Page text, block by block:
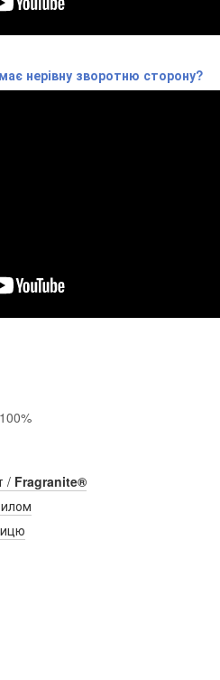
нерівну зворотню сторону?
/ Fragranite®